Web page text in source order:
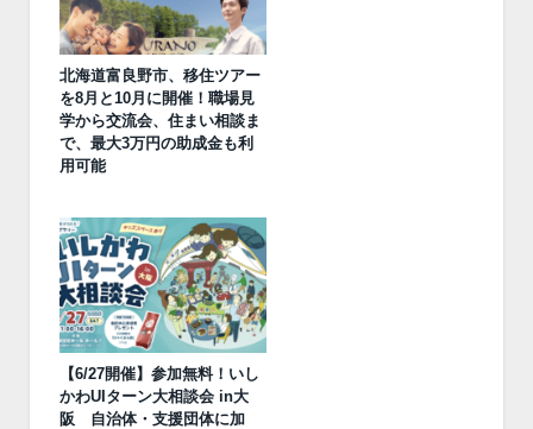
北海道富良野市、移住ツアー
を8月と10月に開催！職場見
学から交流会、住まい相談ま
で、最大3万円の助成金も利
用可能
【6/27開催】参加無料！いし
かわUIターン大相談会 in大
阪 自治体・支援団体に加